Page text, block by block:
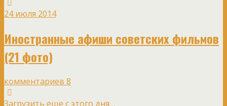
24 июля 2014
Иностранные афиши советских фильмов
(21 фото)
комментариев 8
Загрузить еще с этого дня…